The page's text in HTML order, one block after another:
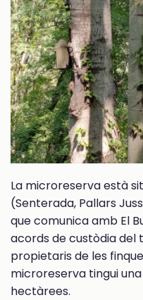
La microreserva està
(Senterada, Pallars
que comunica amb El
acords de custòdia
propietaris de les
microreserva tingui
hectàrees.